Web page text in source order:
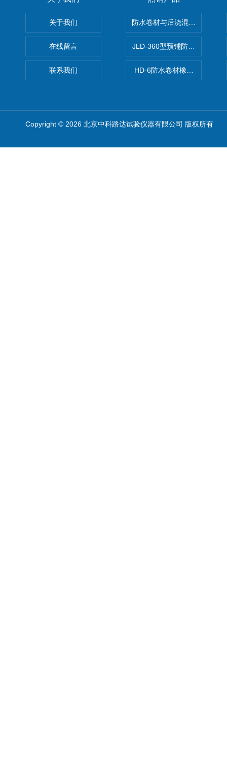
关于我们
在线留言
联系我们
防水卷材与后浇混凝土剥离强
JLD-360型预铺防水卷材抗冲
HD-6防水卷材橡胶测厚仪
Copyright © 2026 北京中科路达试验仪器有限公司 版权所有